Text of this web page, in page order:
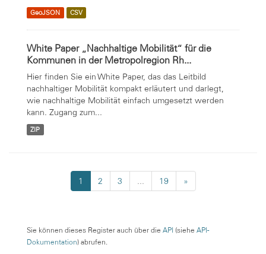
GeoJSON CSV
White Paper „Nachhaltige Mobilität“ für die
Kommunen in der Metropolregion Rh...
Hier finden Sie ein White Paper, das das Leitbild
nachhaltiger Mobilität kompakt erläutert und darlegt,
wie nachhaltige Mobilität einfach umgesetzt werden
kann. Zugang zum...
ZIP
1 2 3 ... 19 »
Sie können dieses Register auch über die API (siehe API-
Dokumentation) abrufen.